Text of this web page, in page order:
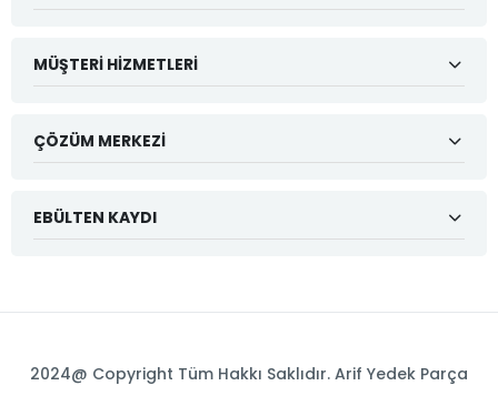
MÜŞTERI HIZMETLERI
ÇÖZÜM MERKEZI
EBÜLTEN KAYDI
2024@ Copyright Tüm Hakkı Saklıdır. Arif Yedek Parça